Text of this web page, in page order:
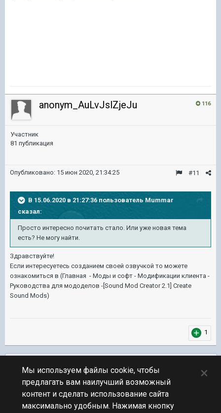
116
anonym_AuLvJslZjeJu
Участник
81 публикация
#11
Опубликовано: 15 июн 2020, 21:34:25
В 15.06.2020 в 21:27:36 пользователь Mummar
сказал:
Просто интересно почитать стало. Или уже новая тема
есть? Не могу найти.
Здравствуйте!
Если интересуетесь созданием своей озвучкой то можете
ознакомиться в (Главная - Моды и софт - Модификации клиента -
Руководства для мододелов -[Sound Mod Creator 2.1] Create
Sound Mods)
1
ПЕРЕЙТИ К СПИСКУ ТЕМ
Объявления и обсуждение модификаций
Мы используем файлы cookie, чтобы
предлагать вам наилучший возможный
контент и сделать использование сайта
максимально удобным. Нажимая кнопку
×